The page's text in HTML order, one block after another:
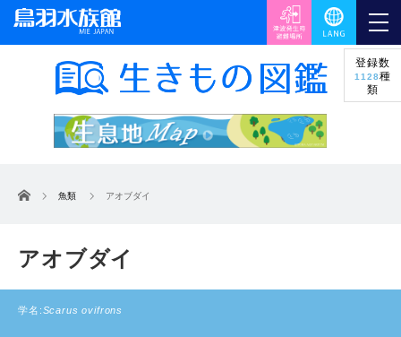
登録数
1128種
類
ホーム 魚類 アオブダイ
アオブダイ
学名:Scarus ovifrons